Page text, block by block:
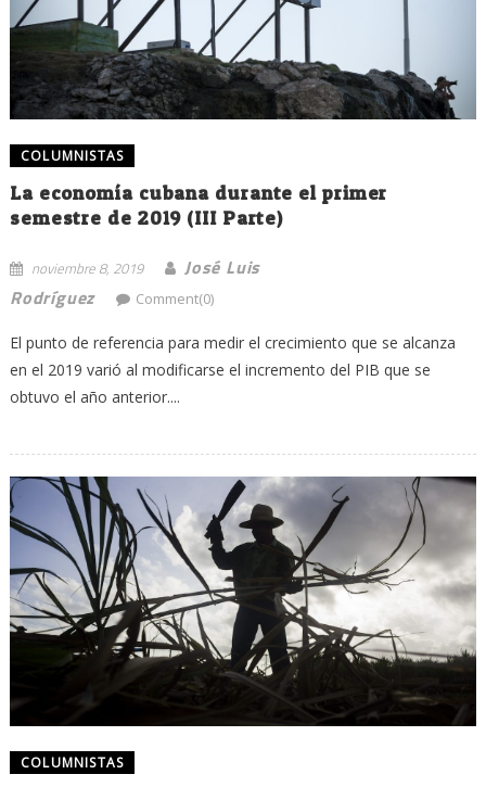
COLUMNISTAS
La economía cubana durante el primer
semestre de 2019 (III Parte)
noviembre 8, 2019
José Luis
Rodríguez
Comment(0)
El punto de referencia para medir el crecimiento que se alcanza
en el 2019 varió al modificarse el incremento del PIB que se
obtuvo el año anterior....
COLUMNISTAS